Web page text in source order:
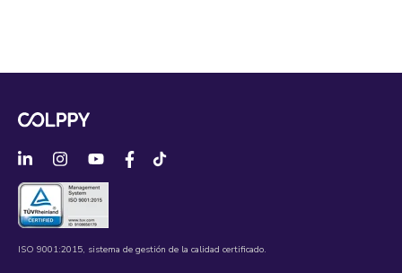
ISO 9001:2015, sistema de gestión de la calidad certificado.